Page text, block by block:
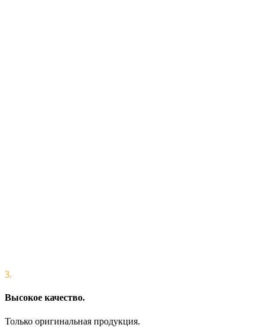
3.
Высокое качество.
Только оригинальная продукция.